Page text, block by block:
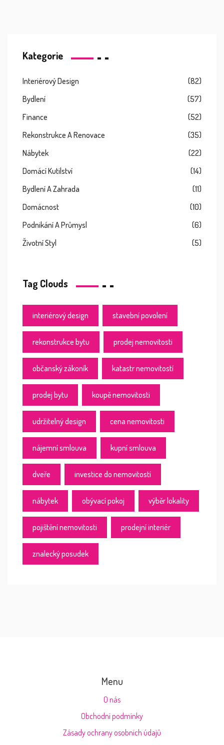
Kategorie
Interiérový Design
(82)
Bydlení
(57)
Finance
(52)
Rekonstrukce A Renovace
(35)
Nábytek
(22)
Domácí Kutilství
(14)
Bydlení A Zahrada
(11)
Domácnost
(10)
Podnikání A Průmysl
(6)
Životní Styl
(5)
Tag Clouds
interiérový design stavební povolení
rekonstrukce bytu prodej nemovitosti
občanský zákoník katastr nemovitostí
prodej bytu koupě nemovitosti
udržitelný design cena nemovitosti
nájemní smlouva kupní smlouva
dveře investice do nemovitostí
nábytek obývací pokoj výběr lokality
pojištění nemovitosti prodejní interiér
znalecký posudek
Menu
O nás
Obchodní podmínky
Zásady ochrany osobních údajů